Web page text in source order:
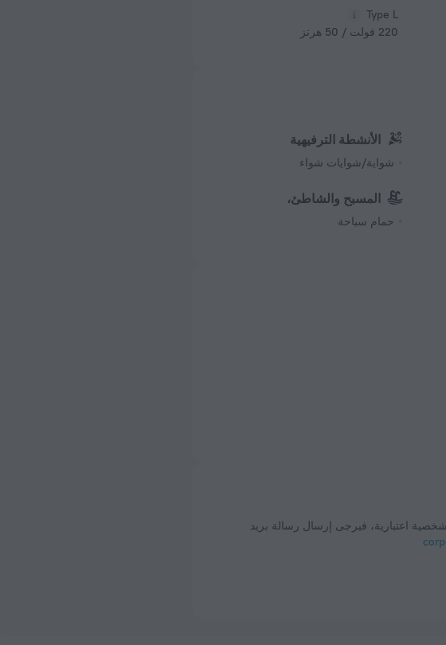
Type L
220 فولت / 50 هرتز
الأنشطة الترفيهية
شواية/شوايات شواء
المسبح والشاطئ،
حمام سباحة
اعتبارية، فيرجى إرسال رسالة بريد